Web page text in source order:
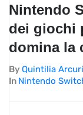
Nintendo
dei giochi
domina la
By Quintilia Arcuri
In Nintendo